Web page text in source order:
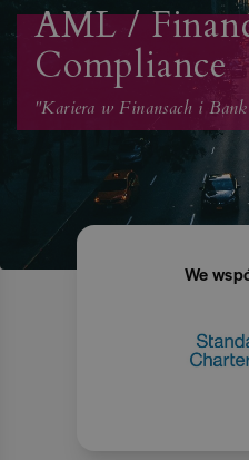
AML /
Compliance
"Kariera w Finansach i
We